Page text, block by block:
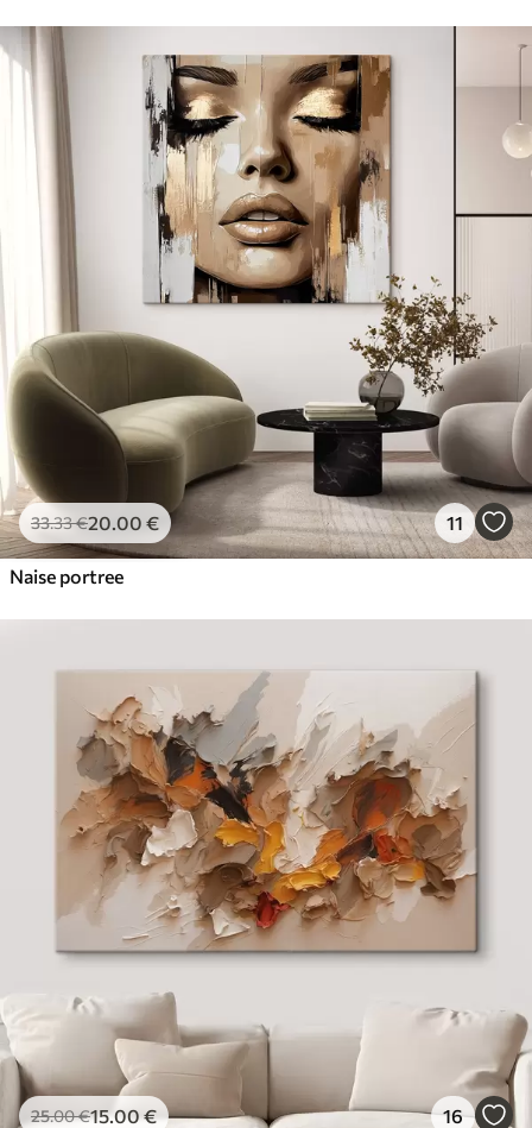
33.33€20.00 € 11
Naise portree
25.00€15.00€ 16